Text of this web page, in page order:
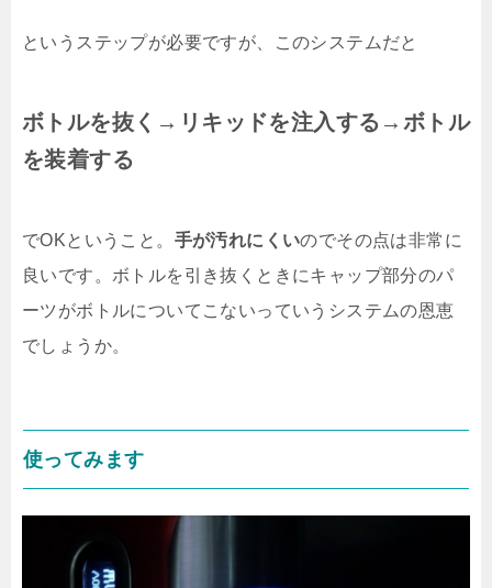
というステップが必要ですが、このシステムだと
ボトルを抜く→リキッドを注入する→ボトル
を装着する
でOKということ。 手が汚れにくいのでその点は非常に
良いです。ボトルを引き抜くときにキャップ部分のパ
ーツがボトルについてこないっていうシステムの恩恵
でしょうか。
使ってみます